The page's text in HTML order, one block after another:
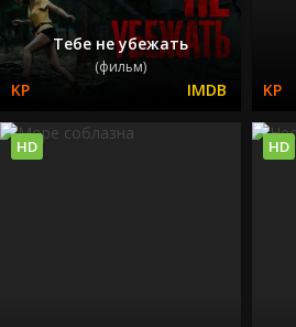
Тебе не убежать
(фильм)
HD HD